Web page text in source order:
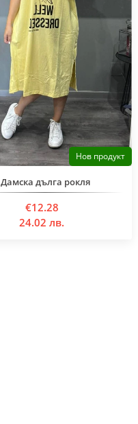
Нов продукт
Дамска дълга рокля
€12.28
24.02 лв.